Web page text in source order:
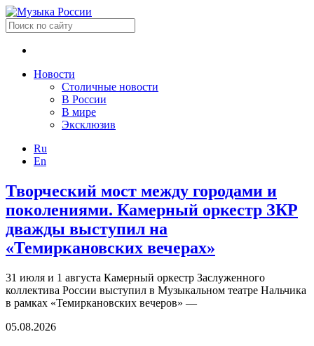
Новости
Столичные новости
В России
В мире
Эксклюзив
Ru
En
Творческий мост между городами и
поколениями. Камерный оркестр ЗКР
дважды выступил на
«Темиркановских вечерах»
31 июля и 1 августа Камерный оркестр Заслуженного
коллектива России выступил в Музыкальном театре Нальчика
в рамках «Темиркановских вечеров» —
05.08.2026